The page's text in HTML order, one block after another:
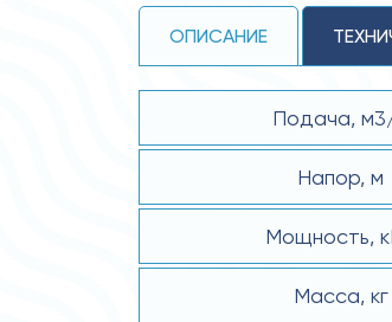
ОПИСАНИЕ
Подача,
Напор, м
Мощность,
Масса, кг